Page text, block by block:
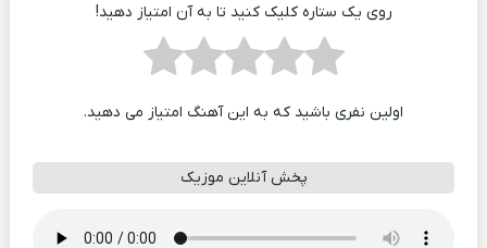
روی یک ستاره کلیک کنید تا به آن امتیاز دهید!
اولین نفری باشید که به این آهنگ امتیاز می دهید.
پخش آنلاین موزیک